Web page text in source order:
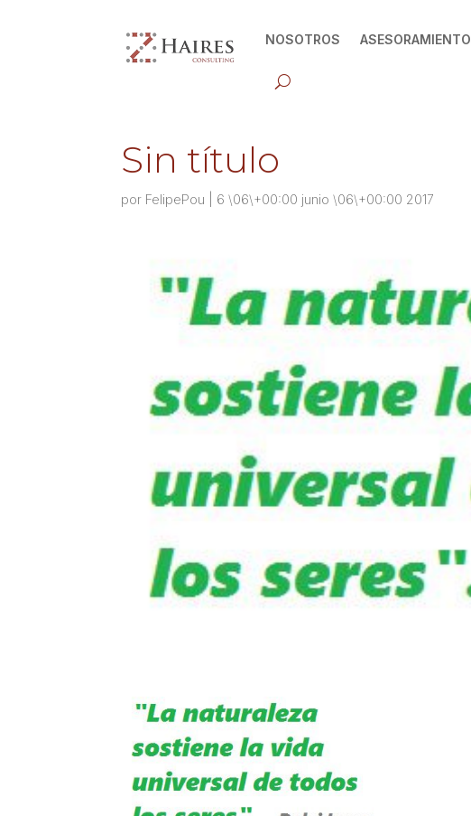
NOSOTROS ASESORAMIENTO
Sin título
por FelipePou 6 \06\+00:00 junio \06\+00:00 2017